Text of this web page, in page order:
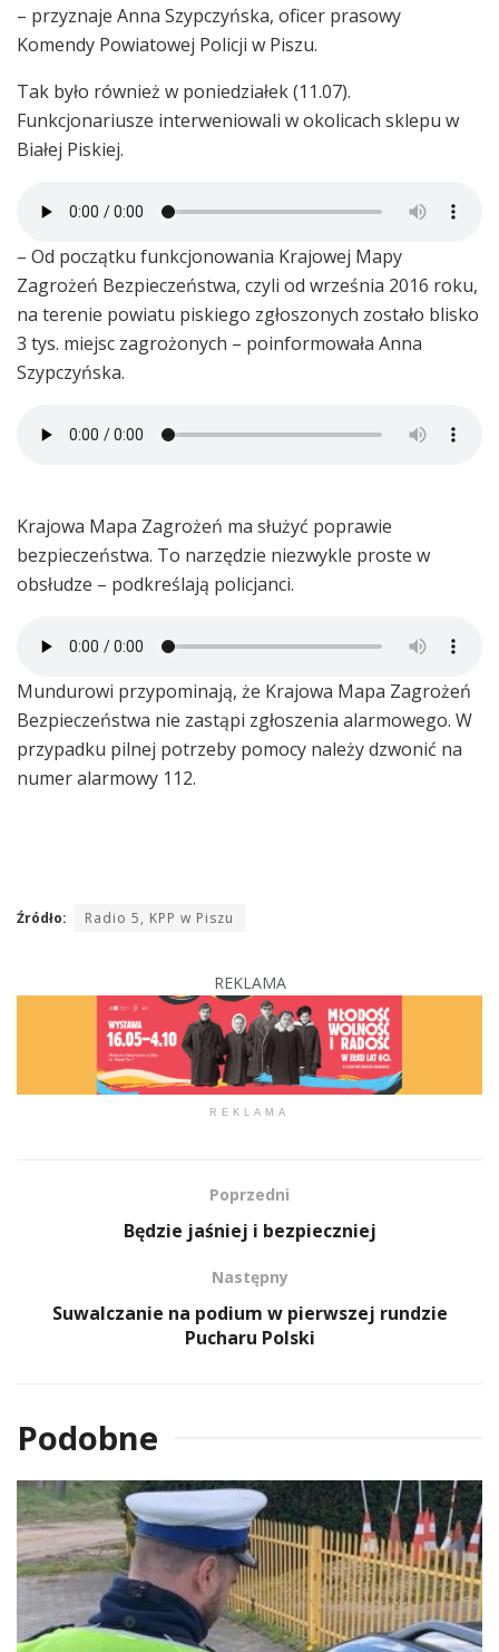
– przyznaje Anna Szypczyńska, oficer prasowy
Komendy Powiatowej Policji w Piszu.
Tak było również w poniedziałek (11.07).
Funkcjonariusze interweniowali w okolicach sklepu w
Białej Piskiej.
– Od początku funkcjonowania Krajowej Mapy
Zagrożeń Bezpieczeństwa, czyli od września 2016 roku,
na terenie powiatu piskiego zgłoszonych zostało blisko
3 tys. miejsc zagrożonych – poinformowała Anna
Szypczyńska.
Krajowa Mapa Zagrożeń ma służyć poprawie
bezpieczeństwa. To narzędzie niezwykle proste w
obsłudze – podkreślają policjanci.
Mundurowi przypominają, że Krajowa Mapa Zagrożeń
Bezpieczeństwa nie zastąpi zgłoszenia alarmowego. W
przypadku pilnej potrzeby pomocy należy dzwonić na
numer alarmowy 112.
Źródło: Radio 5, KPP w Piszu
REKLAMA
REKLAMA
Poprzedni
Będzie jaśniej i bezpieczniej
Następny
Suwalczanie na podium w pierwszej rundzie
Pucharu Polski
Podobne